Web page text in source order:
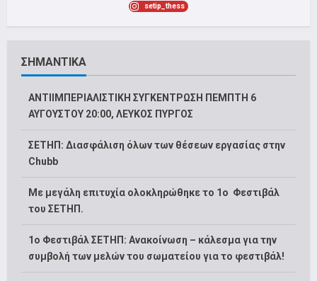
setip_thess
ΣΗΜΑΝΤΙΚΑ
ΑΝΤΙΙΜΠΕΡΙΑΛΙΣΤΙΚΗ ΣΥΓΚΕΝΤΡΩΣΗ ΠΕΜΠΤΗ 6
ΑΥΓΟΥΣΤΟΥ 20:00, ΛΕΥΚΟΣ ΠΥΡΓΟΣ
ΣΕΤΗΠ: Διασφάλιση όλων των θέσεων εργασίας στην
Chubb
Με μεγάλη επιτυχία ολοκληρώθηκε το 1ο Φεστιβάλ
του ΣΕΤΗΠ.
1o Φεστιβάλ ΣΕΤΗΠ: Ανακοίνωση – κάλεσμα για την
συμβολή των μελών του σωματείου για το φεστιβάλ!